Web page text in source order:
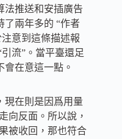
法推送和安插廣告
了兩年多的 “作者
意到這條描述報
流”。當平臺還足
在意這一點。
現在則是因爲用量
向反面。所以說，
被收回，那也符合